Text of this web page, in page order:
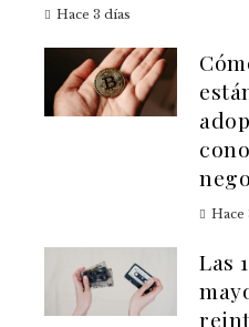
Hace 3 días
Hace
Las